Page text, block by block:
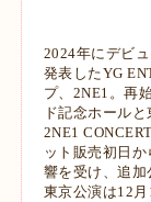
2024年にデビ
発表したYG
プ、2NE1。再
ド記念ホール
2NE1
ット販売初日
響を受け、追加
東京公演は12